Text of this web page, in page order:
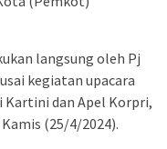
langsung oleh Pj
kegiatan upacara
dan Apel Korpri,
(25/4/2024).